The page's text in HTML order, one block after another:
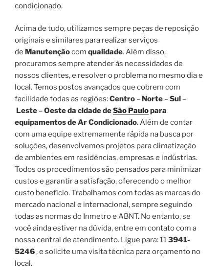
condicionado.
Acima de tudo, utilizamos sempre peças de reposição
originais e similares para realizar serviços
de Manutençãocom qualidade. Além disso,
procuramos sempre atender às necessidades de
nossos clientes, e resolver o problema no mesmo dia e
local. Temos postos avançados que cobrem com
facilidade todas as regiões:Centro – Norte –Sul –
Leste –Oeste da cidade deSão Paulopara
equipamentos de Ar Condicionado. Além de contar
com uma equipe extremamente rápida na busca por
soluções, desenvolvemos projetos para climatização
de ambientes em residências, empresas e indústrias.
Todos os procedimentos são pensados para minimizar
custos e garantir a satisfação, oferecendo o melhor
custo benefício. Trabalhamos com todas as marcas do
mercado nacional e internacional, sempre seguindo
todas as normas do Inmetro e ABNT. No entanto, se
você ainda estiver na dúvida, entre em contato com a
nossa central de atendimento. Ligue para: 113941-
5246, e solicite uma visita técnica para orçamento no
local.